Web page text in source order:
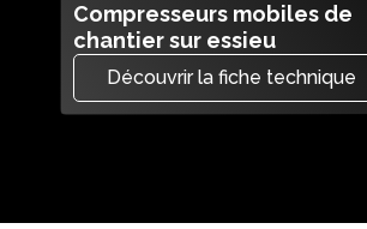
Compresseurs mobiles de
chantier sur essieu
Découvrir la fiche technique